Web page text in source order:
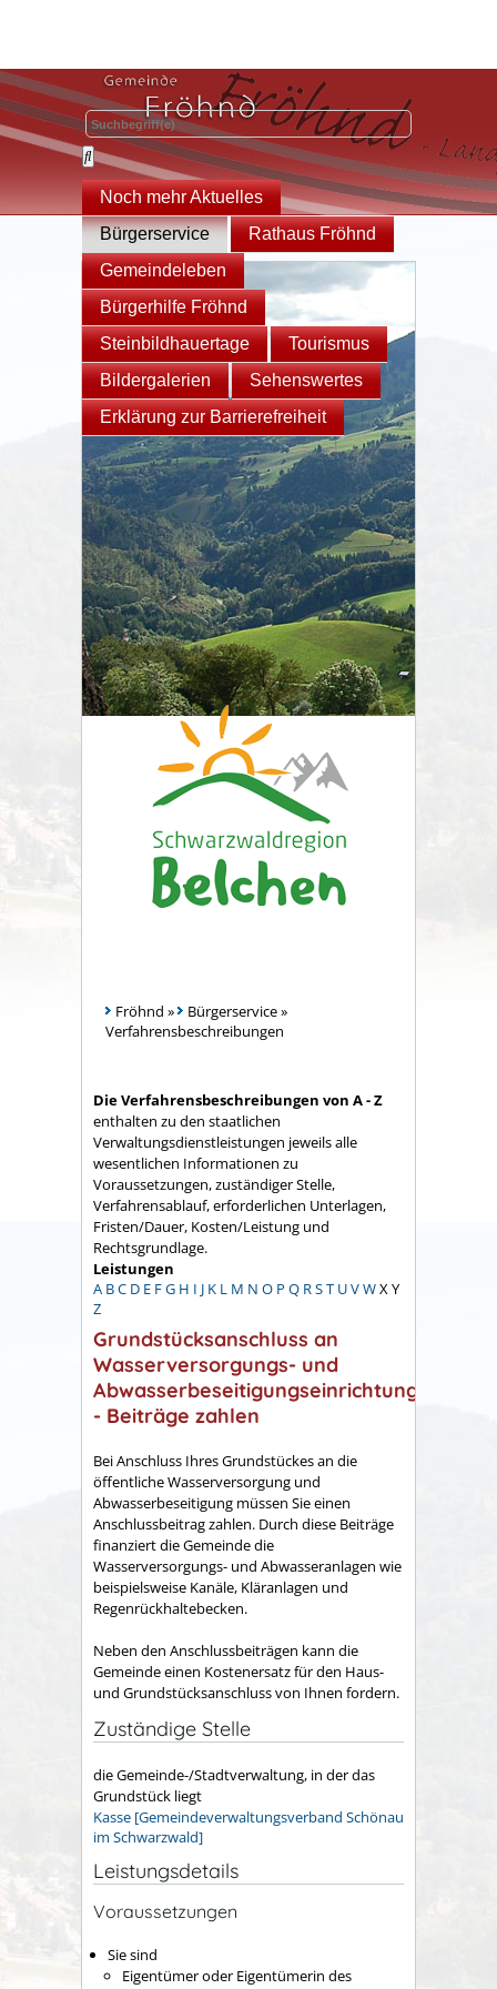
Noch mehr Aktuelles
Bürgerservice
Rathaus Fröhnd
Gemeindeleben
Bürgerhilfe Fröhnd
Steinbildhauertage
Tourismus
Bildergalerien
Sehenswertes
Erklärung zur Barrierefreiheit
Fröhnd » Bürgerservice»
Verfahrensbeschreibungen
Die Verfahrensbeschreibungen von A - Z
enthalten zu den staatlichen
Verwaltungsdienstleistungen jeweils alle
wesentlichen Informationen zu
Voraussetzungen, zuständiger Stelle,
Verfahrensablauf, erforderlichen Unterlagen,
Fristen/Dauer, Kosten/Leistung und
Rechtsgrundlage.
Leistungen
A BC D E FG H I J K L M N O P Q RST UVWX Y
Z
Grundstücksanschluss an
Wasserversorgungs- und
Abwasserbeseitigungseinrichtungen
- Beiträge zahlen
Bei Anschluss Ihres Grundstückes an die
öffentliche Wasserversorgung und
Abwasserbeseitigung müssen Sie einen
Anschlussbeitrag zahlen. Durch diese Beiträge
finanziert die Gemeinde die
Wasserversorgungs- und Abwasseranlagen wie
beispielsweise Kanäle, Kläranlagen und
Regenrückhaltebecken.
Neben den Anschlussbeiträgen kann die
Gemeinde einen Kostenersatz für den Haus-
und Grundstücksanschluss von Ihnen fordern.
Zuständige Stelle
die Gemeinde-/Stadtverwaltung, in der das
Grundstück liegt
Kasse [Gemeindeverwaltungsverband Schönau
im Schwarzwald]
Leistungsdetails
Voraussetzungen
Sie sind
Eigentümer oder Eigentümerin des